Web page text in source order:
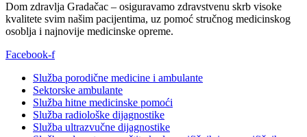
Dom zdravlja Gradačac – osiguravamo zdravstvenu skrb visoke
kvalitete svim našim pacijentima, uz pomoć stručnog medicinskog
osoblja i najnovije medicinske opreme.
Facebook-f
Služba porodične medicine i ambulante
Sektorske ambulante
Služba hitne medicinske pomoći
Služba radiološke dijagnostike
Služba ultrazvučne dijagnostike